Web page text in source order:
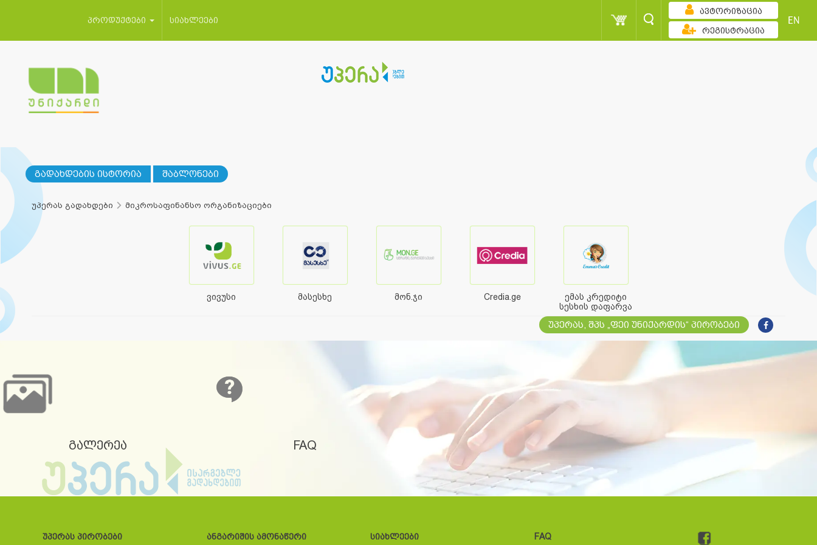
პროდუქტები სიახლეები
ავტორიზაცია
რეგისტრაცია
EN
გადახდების ისტორია შაბლონები
უპერას გადახდები მიკროსაფინანსო ორგანიზაციები
ვივუსი მასესხე მონ.ჯი Credia.ge
ემას კრედიტი
სესხის დაფარვა
უპერას, შპს „ფეი უნიქარდის“ პირობები
გალერეა FAQ
უპერას პირობები ანგარიშის ამონაწერი სიახლეები FAQ